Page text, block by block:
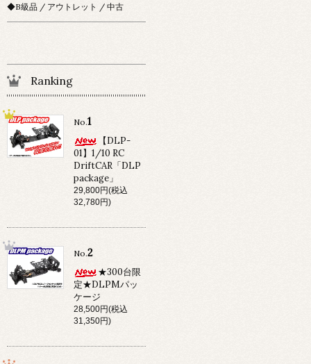
◆B級品 / アウトレット / 中古
Ranking
No.1
【DLP-
01】1/10 RC
DriftCAR「DLP
package」
29,800円(税込
32,780円)
No.2
★300台限
定★DLPMパッ
ケージ
28,500円(税込
31,350円)